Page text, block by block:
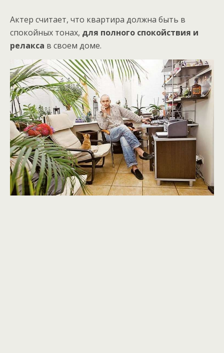
Актер считает, что квартира должна быть в
спокойных тонах, для полного спокойствия и
релакса в своем доме.